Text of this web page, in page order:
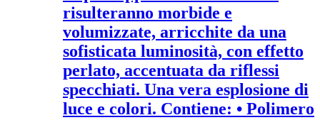
risulteranno morbide e
volumizzate, arricchite da una
sofisticata luminosità, con effetto
perlato, accentuata da riflessi
specchiati. Una vera esplosione di
luce e colori. Contiene: • Polimero